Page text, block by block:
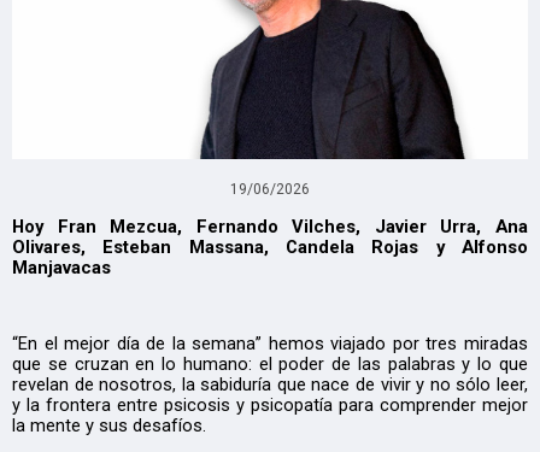
19/06/2026
Hoy Fran Mezcua, Fernando Vilches, Javier Urra, Ana
Olivares, Esteban Massana, Candela Rojas y Alfonso
Manjavacas
“En el mejor día de la semana” hemos viajado por tres miradas
que se cruzan en lo humano: el poder de las palabras y lo que
revelan de nosotros, la sabiduría que nace de vivir y no sólo leer,
y la frontera entre psicosis y psicopatía para comprender mejor
la mente y sus desafíos.